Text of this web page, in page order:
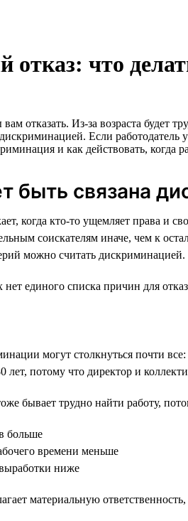
отказ: что
отказать. Из-за возраста будет
Если работодатель
и как действовать, когда
быть связана
когда кто-то ущемляет права и
соискателям иначе, чем к
можно считать дискриминацией.
единого списка причин для
могут столкнуться почти
лет, потому что директор и
бывает трудно найти работу,
больше
времени меньше
ниже
материальную